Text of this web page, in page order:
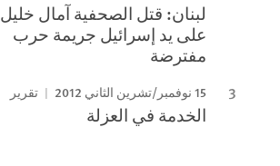
لبنان: قتل الصحفية آمال خليل
على يد إسرائيل جريمة حرب
مفترضة
15 نوفمبر/تشرين الثاني 2012 تقرير
الخدمة في العزلة